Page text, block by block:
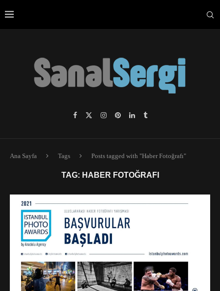
Ana Sayfa Tags Posts tagged with "Haber Fotoğrafı"
TAG: HABER FOTOĞRAFI